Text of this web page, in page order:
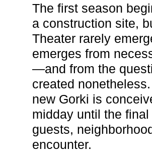
The first season
a construction site,
Theater rarely
emerges from
—and from the
created
new Gorki is
midday until the
guests,
encounter.